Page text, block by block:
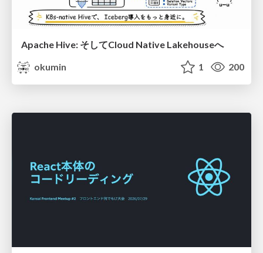
Apache Hive: そしてCloud Native Lakehouseへ
okumin
1 200